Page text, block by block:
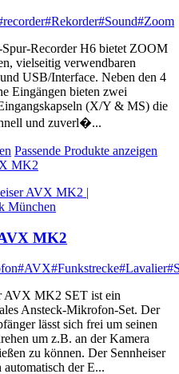
#Rekorder#Sound#Zoom
Recorder H6 bietet ZOOM
vielseitig verwendbaren
USB/Interface. Neben den 4
Eingängen bieten zwei
(X/Y & MS) die
und zuverl�...
Passende Produkte anzeigen
MK2
MK2
#AVX#Funkstrecke#Lavalier
AVX MK2 SET ist ein
Ansteck-Mikrofon-Set. Der
lässt sich frei um seinen
um z.B. an der Kamera
zu können. Der Sennheiser
der E...